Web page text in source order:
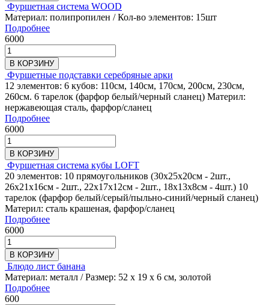
Фуршетная система WOOD
Материал: полипропилен / Кол-во элементов: 15шт
Подробнее
6000
В КОРЗИНУ
Фуршетные подставки серебряные арки
12 элементов: 6 кубов: 110см, 140см, 170см, 200см, 230см,
260см. 6 тарелок (фарфор белый/черный сланец) Материл:
нержавеющая сталь, фарфор/сланец
Подробнее
6000
В КОРЗИНУ
Фуршетная система кубы LOFT
20 элементов: 10 прямоугольников (30х25х20см - 2шт.,
26х21х16см - 2шт., 22х17х12см - 2шт., 18х13х8см - 4шт.) 10
тарелок (фарфор белый/серый/пыльно-синий/черный сланец)
Материл: сталь крашеная, фарфор/сланец
Подробнее
6000
В КОРЗИНУ
Блюдо лист банана
Материал: металл / Размер: 52 х 19 x 6 см, золотой
Подробнее
600